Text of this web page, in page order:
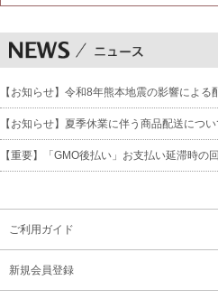
【お知らせ】令和8年熊本地震の影響による
【お知らせ】夏季休業に伴う商品配送につい
【重要】「GMO後払い」お支払い延滞時の
ご利用ガイド
新規会員登録